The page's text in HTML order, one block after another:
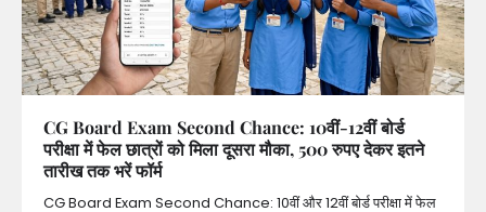
CG Board Exam Second Chance: 10वीं-12वीं बोर्ड
परीक्षा में फेल छात्रों को मिला दूसरा मौका, 500 रुपए देकर इतने
तारीख तक भरें फॉर्म
CG Board Exam Second Chance: 10वीं और 12वीं बोर्ड परीक्षा में फेल